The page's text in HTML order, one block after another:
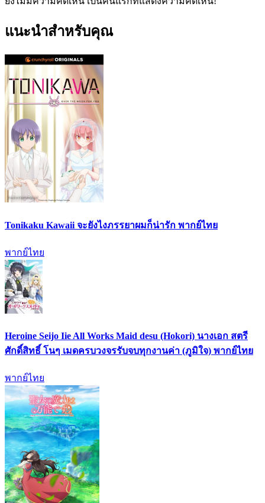
แนะนำสำหรับคุณ
Tonikaku Kawaii จะยังไงภรรยาผมก็น่ารัก พากย์ไทย
พากย์ไทย
Heroine Seijo Iie All Works Maid desu (Hokori) นางเอก สตรี
ศักดิ์สิทธิ์ โนๆ เมดครบวงจรรับจบทุกงานค่า (ภูมิใจ) พากย์ไทย
พากย์ไทย